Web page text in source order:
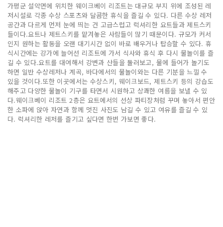
가평군 설악면에 위치한 웨이크베이 리조트는 대규모 부지 위에 조성된 레
저시설로 각종 수상 스포츠와 달콤한 휴식을 즐길 수 있다. 다른 수상 레저
공간과 다르게 먼저 눈에 띄는 건 고급스럽고 럭셔리한 요트들과 제트스키
들이다.요트나 제트스키를 맡겨놓은 사람들이 많기 때문이다. 규모가 커서
인지 원하는 활동을 오랜 대기시간 없이 바로 배우거나 탑승할 수 있다. 휴
식시간에는 강가에 늘어선 리조트에 가서 식사와 휴식 후 다시 물놀이를 즐
길 수 있다.요트를 대여해서 강변과 산들을 둘러보고, 물에 들어가 놀기도
하면 일반 수상레저나 계곡, 바다에서의 물놀이와는 다른 기분을 느낄 수
있을 것이다.또한 이곳에서는 수상스키, 웨이크보드, 제트스키 등의 강습도
해주고 다양한 물놀이 기구를 타면서 시원하고 상쾌한 여름을 보낼 수 있
다.웨이크베이 리조트 2층은 요트에서의 선상 파티장처럼 꾸며 놓아서 편안
한 소파에 앉아 자연과 함께 멋진 사진도 남길 수 있고 여유를 즐길 수 있
다. 럭셔리한 레저를 즐기고 싶다면 한번 가보면 좋다.